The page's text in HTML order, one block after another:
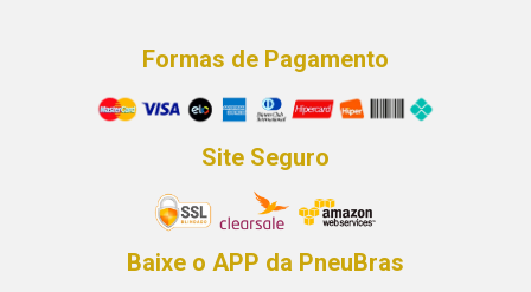
Formas de Pagamento
Site Seguro
Baixe o APP da PneuBras